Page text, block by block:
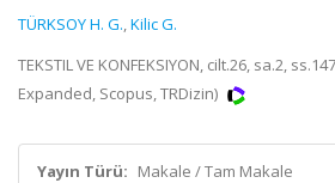
TÜRKSOY H. G.,Kilic G.
TEKSTIL VE KONFEKSIYON, cilt.26, sa.2,
Expanded, Scopus, TRDizin)
Yayın Türü: Makale / Tam Makale